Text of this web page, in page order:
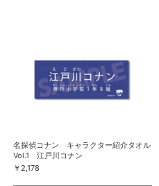
名探偵コナン キャラクター紹介タオル
Vol.1 江戸川コナン
￥2,178